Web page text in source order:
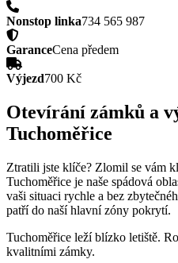
Nonstop linka734 565 987
GaranceCena předem
Výjezd700 Kč
Otevírání zámků a
Tuchoměřice
Ztratili jste klíče? Zlomil se vám
Tuchoměřice je naše spádová
vaši situaci rychle a bez
patří do naší hlavní zóny pokrytí.
Tuchoměřice leží blízko letiště.
kvalitními zámky.